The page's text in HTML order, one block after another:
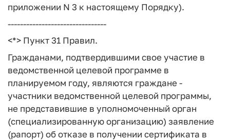
приложении N 3 к настоящему Порядку).
--------------------------------
<*> Пункт 31 Правил.
Гражданами, подтвердившими свое участие в
ведомственной целевой программе в
планируемом году, являются граждане -
участники ведомственной целевой программы,
не представившие в уполномоченный орган
(специализированную организацию) заявление
(рапорт) об отказе в получении сертификата в